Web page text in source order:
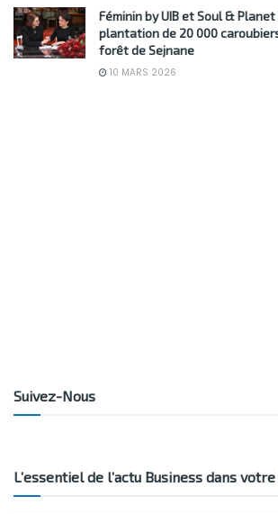
Féminin by UIB et Soul &
plantation de 20 000
forêt de Sejnane
10 MARS 2026
Suivez-Nous
L’essentiel de l’actu Business dans